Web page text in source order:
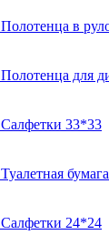
Полотенца в
Полотенца для
Салфетки 33*33
Туалетная
Салфетки 24*24